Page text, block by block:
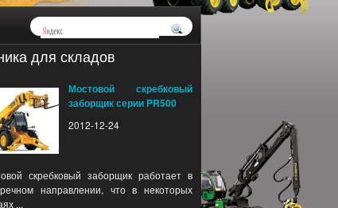
для складов
Мостовой скребковый
заборщик серии PR500
скребковый заборщик работает в
направлении, что в некоторых
...
2012-12-24